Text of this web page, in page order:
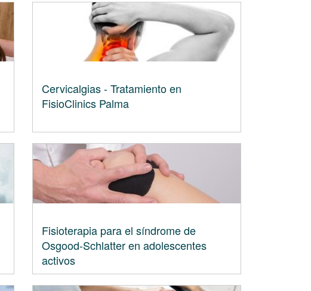
Cervicalgias - Tratamiento en
FisioClinics Palma
Fisioterapia para el síndrome de
Osgood-Schlatter en adolescentes
activos